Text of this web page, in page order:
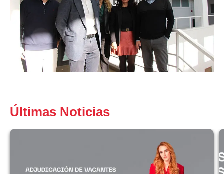
Últimas Noticias